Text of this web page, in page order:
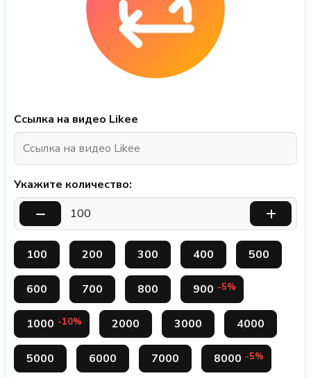
Ссылка на видео Likee
Укажите количество:
100 200 300 400 500
600 700 800 900 -5%
1000 -10% 2000 3000 4000
5000 6000 7000 8000 -5%